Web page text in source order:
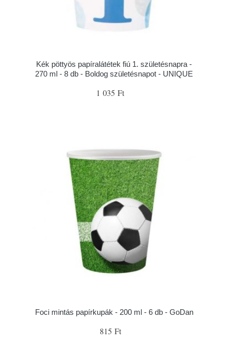
Kék pöttyös papíralátétek fiú 1. születésnapra -
270 ml - 8 db - Boldog születésnapot - UNIQUE
1 035 Ft
Foci mintás papírkupák - 200 ml - 6 db - GoDan
815 Ft